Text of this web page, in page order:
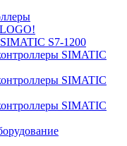
S7-1200
SIMATIC
SIMATIC
SIMATIC